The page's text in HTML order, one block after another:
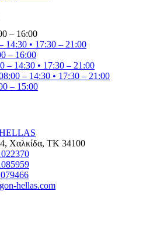
– 16:00
14:30 • 17:30 – 21:00
– 16:00
– 14:30 • 17:30 – 21:00
– 14:30 • 17:30 – 21:00
– 15:00
Χαλκίδα, ΤΚ 34100
hellas.com